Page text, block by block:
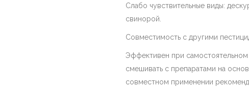
Слабо чувствительные виды:
свинорой.
Совместимость с другими
Эффективен при
смешивать с препаратами на
совместном применении